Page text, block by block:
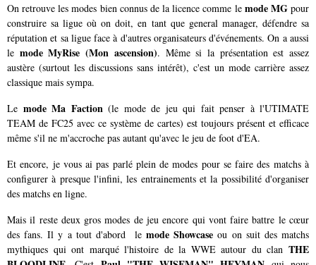
On retrouve les modes bien connus de la licence comme le mode MGpour
construire sa ligue où on doit, en tant que general manager, défendre sa
réputation et sa ligue face à d'autres organisateurs d'événements. On a aussi
le mode MyRise (Mon ascension). Même si la présentation est assez
austère (surtout les discussions sans intérêt), c'est un mode carrière assez
classique mais sympa.
Le mode Ma Faction(le mode de jeu qui fait penser à l'UTIMATE
TEAM de FC25 avec ce système de cartes) est toujours présent et efficace
même s'il ne m'accroche pas autant qu'avec le jeu de foot d'EA.
Et encore, je vous ai pas parlé plein de modes pour se faire des matchs à
configurer à presque l'infini, les entrainements et la possibilité d'organiser
des matchs en ligne.
Mais il reste deux gros modes de jeu encore qui vont faire battre le cœur
des fans. Il y a tout d'abord lemode Showcase ou on suit des matchs
mythiques qui ont marqué l'histoire de la WWE autour du clan THE